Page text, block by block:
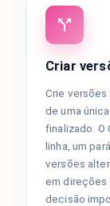
Criar
Crie versões
de uma
finalizado. O
linha, um
versões
em direções
decisão